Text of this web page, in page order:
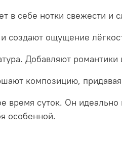
в себе нотки свежести и
создают ощущение
Добавляют
композицию, придавая
время суток. Он
особенной.